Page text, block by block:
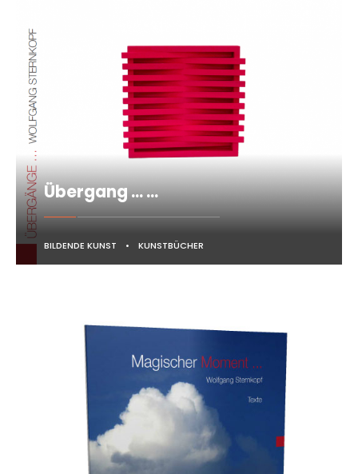
Übergang … …
BILDENDE KUNST • KUNSTBÜCHER